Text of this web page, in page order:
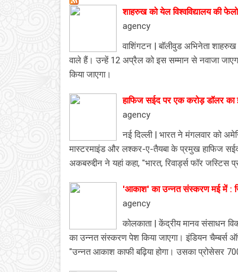
शाहरुख को येल विश्वविद्यालय की
agency
वाशिंगटन | बॉलीवुड अभिनेता
वाले हैं। उन्हें 12 अप्रैल को इस सम्मान से नवाजा
किया जाएगा।
हाफिज सईद पर एक करोड़ डॉलर का
agency
नई दिल्ली | भारत ने मंगलवार को
मास्टरमाइंड और लश्कर-ए-तैयबा के प्रमुख हाफिज
अकबरुद्दीन ने यहां कहा, "भारत, रिवार्ड्स फॉर
'आकाश' का उन्नत संस्करण मई में :
agency
कोलकाता | केंद्रीय मानव संसाधन
का उन्नत संस्करण पेश किया जाएगा। इंडियन चैम्बर्स
"उन्नत आकाश काफी बढ़िया होगा। उसका प्रोसेसर